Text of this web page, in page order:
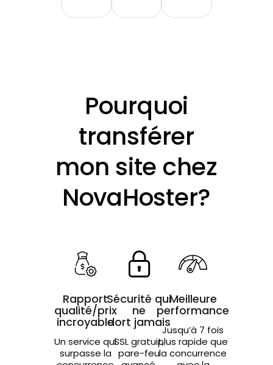
Pourquoi
transférer
mon site chez
NovaHoster?
Rapport
qualité/prix
incroyable
Un service qui
surpasse la
Sécurité qui
ne
dort jamais
SSL gratuit,
pare-feu
Meilleure
performance
Jusqu’à 7 fois
plus rapide que
la concurrence